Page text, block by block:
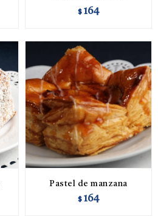
$ 164
Pastel de manzana
$ 164